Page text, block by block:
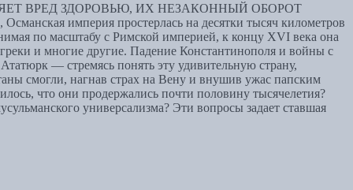
ВРЕД ЗДОРОВЬЮ, ИХ НЕЗАКОННЫЙ ОБОРОТ
империя простерлась на десятки тысяч километров
по масштабу с Римской империей, к концу XVI века она
и многие другие. Падение Константинополя и войны с
— стремясь понять эту удивительную страну,
смогли, нагнав страх на Вену и внушив ужас папским
что они продержались почти половину тысячелетия?
универсализма? Эти вопросы задает ставшая